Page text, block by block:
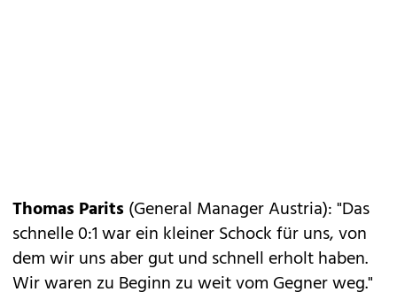
Thomas Parits (General Manager Austria): "Das
schnelle 0:1 war ein kleiner Schock für uns, von
dem wir uns aber gut und schnell erholt haben.
Wir waren zu Beginn zu weit vom Gegner weg."